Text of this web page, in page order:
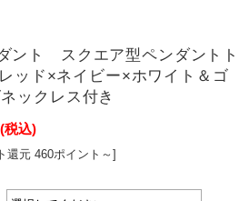
ント スクエア型ペンダントト
ッド×ネイビー×ホワイト＆ゴ
ックレス付き
(税込)
還元 460ポイント～]